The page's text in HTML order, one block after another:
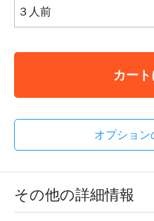
カー
オプション
その他の詳細情報